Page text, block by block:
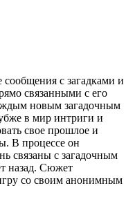
с загадками и
связанными с его
новым загадочным
в мир интриги и
свое прошлое и
В процессе он
связаны с загадочным
назад. Сюжет
игру со своим анонимным